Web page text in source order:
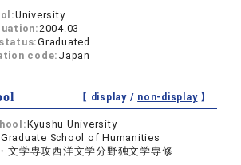
University
2004.03
Graduated
code: Japan
【 display / non-display】
Kyushu University
Graduate School of Humanities
文学専攻西洋文学分野独文学専修